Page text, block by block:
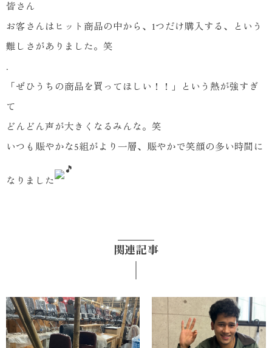
皆さん
お客さんはヒット商品の中から、1つだけ購入する、という
難しさがありました。笑
.
「ぜひうちの商品を買ってほしい！！」という熱が強すぎ
て
どんどん声が大きくなるみんな。笑
いつも賑やかな5組がより一層、賑やかで笑顔の多い時間に
なりました
関連記事